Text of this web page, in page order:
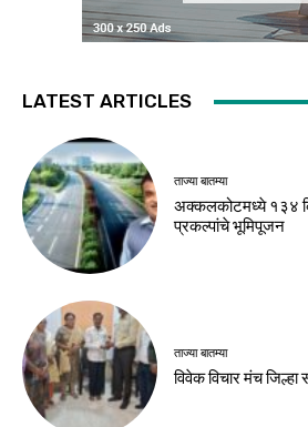
LATEST ARTICLES
ताज्या बातम्या
अक्कलकोटमध्ये १३४
प्रकल्पांचे भूमिपूजन
ताज्या बातम्या
विवेक विचार मंच जिल्हा